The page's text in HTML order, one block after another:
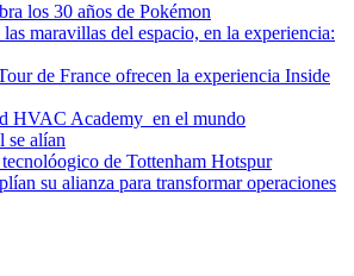
los 30 años de Pokémon
maravillas del espacio, en la experiencia:
de France ofrecen la experiencia Inside
HVAC Academy en el mundo
se alían
de Tottenham Hotspur
su alianza para transformar operaciones